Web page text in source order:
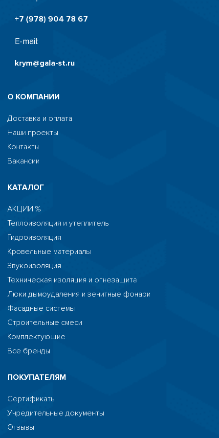
+7 (978) 904 78 67
E-mail:
krym@gala-st.ru
О КОМПАНИИ
Доставка и оплата
Наши проекты
Контакты
Вакансии
КАТАЛОГ
АКЦИИ %
Теплоизоляция и утеплитель
Гидроизоляция
Кровельные материалы
Звукоизоляция
Техническая изоляция и огнезащита
Люки дымоудаления и зенитные фонари
Фасадные системы
Строительные смеси
Комплектующие
Все бренды
ПОКУПАТЕЛЯМ
Сертификаты
Учредительные документы
Отзывы